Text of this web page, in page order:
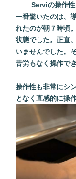
Serviの操作
一番驚いたのは、
れたのが朝７時頃
状態でした。正直
いませんでした。
苦労もなく操作で
操作性も非常にシ
となく直感的に操